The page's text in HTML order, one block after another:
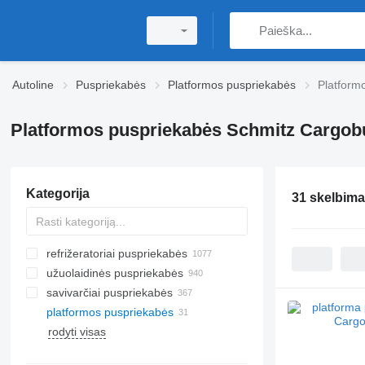
Autoline Puspriekabės Platformos puspriekabės
Platformos puspriekabės Schmitz
Kategorija
refrižeratoriai puspriekabės
užuolaidinės puspriekabės
savivarčiai puspriekabės
platformos puspriekabės
rodyti visas
31